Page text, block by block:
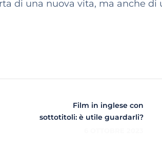
di una nuova vita, ma anche di
Film in inglese con
sottotitoli: è utile guardarli?